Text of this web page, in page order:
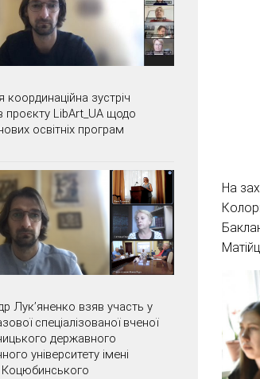
На
координаційна зустріч
проєкту LibArt_UA щодо
освітніх програм
Лук’яненко взяв участь у
спеціалізованої вченої
державного
університету імені